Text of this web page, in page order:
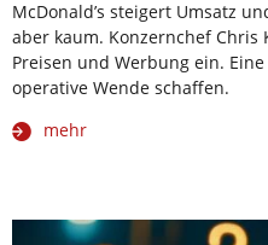
McDonald’s steigert Umsatz
aber kaum. Konzernchef Chris
Preisen und Werbung ein.
operative Wende schaffen.
mehr